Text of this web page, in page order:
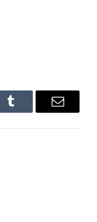
Tumblr Email